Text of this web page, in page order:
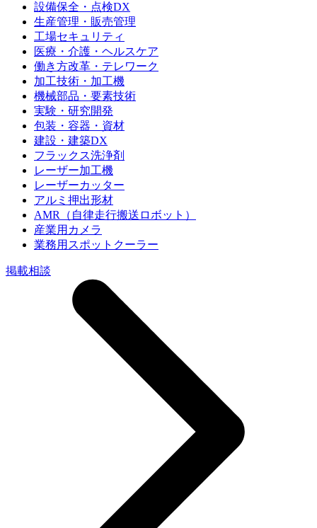
設備保全・点検DX
生産管理・販売管理
工場セキュリティ
医療・介護・ヘルスケア
働き方改革・テレワーク
加工技術・加工機
機械部品・要素技術
実験・研究開発
包装・容器・資材
建設・建築DX
フラックス洗浄剤
レーザー加工機
レーザーカッター
アルミ押出形材
AMR（自律走行搬送ロボット）
産業用カメラ
業務用スポットクーラー
掲載相談